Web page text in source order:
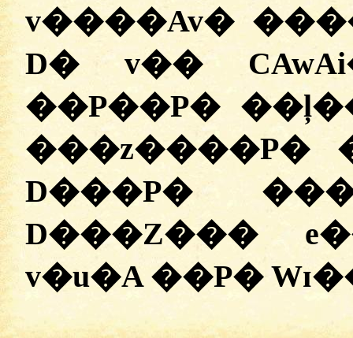
v����Av�
D� v��
��P��P�
���z����P�
D���P�
D���Z���
v�u�A ��P�